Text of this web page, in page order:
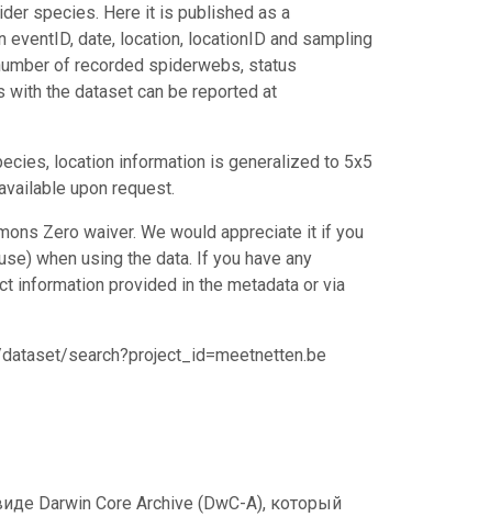
species. Here it is published as a
date, location, locationID and sampling
of recorded spiderwebs, status
the dataset can be reported at
location information is generalized to 5x5
upon request.
Zero waiver. We would appreciate it if you
when using the data. If you have any
information provided in the metadata or via
search?project_id=meetnetten.be
Darwin Core Archive (DwC-A), который